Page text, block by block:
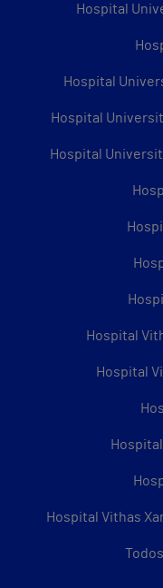
Hospital
Hospital
Hospital
Hospital
Hospital
Hospital
Hospital Vithas